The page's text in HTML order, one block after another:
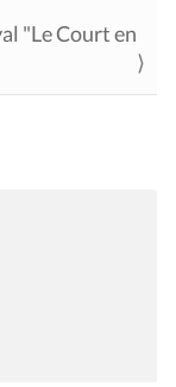
"Le Court en